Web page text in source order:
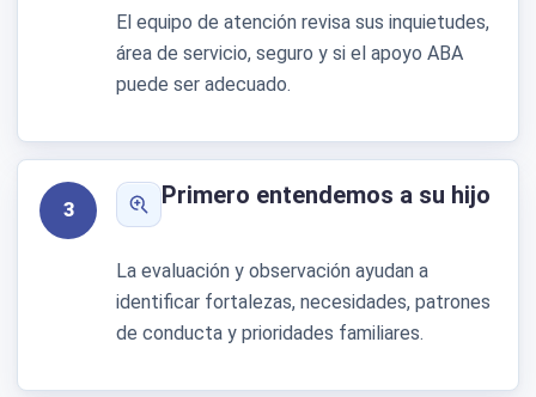
El equipo de atención revisa sus inquietudes,
área de servicio, seguro y si el apoyo ABA
puede ser adecuado.
3
Primero entendemos a su hijo
La evaluación y observación ayudan a
identificar fortalezas, necesidades, patrones
de conducta y prioridades familiares.